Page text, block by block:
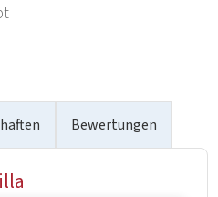
Bewertungen